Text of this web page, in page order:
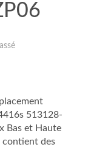
513128-
Bas et Haute
contient des